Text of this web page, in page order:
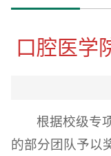
口腔医学
根据校级专
的部分团队予以